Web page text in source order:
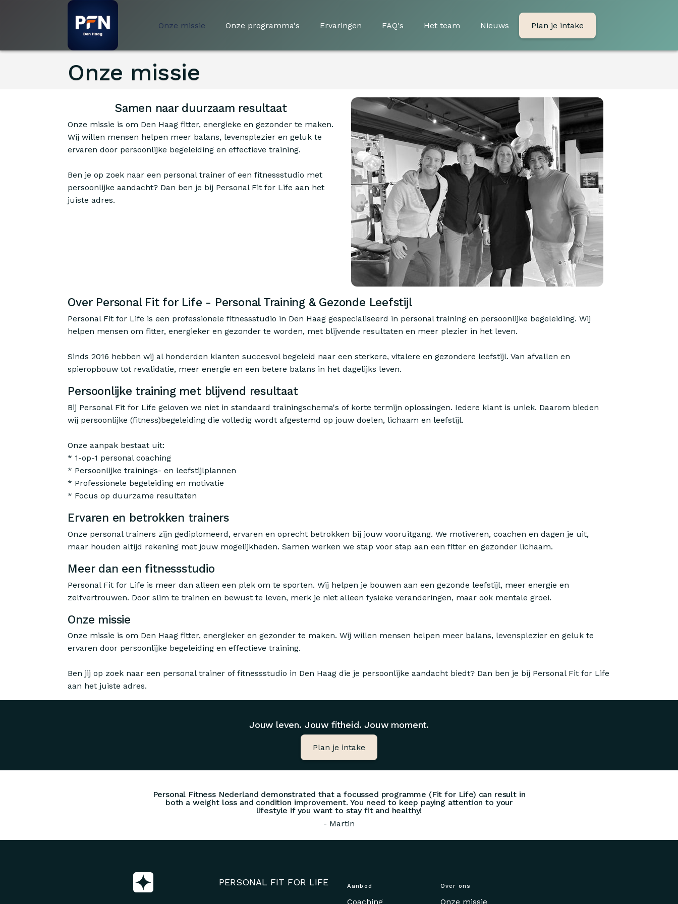
Onze missie Onze programma's Ervaringen FAQ's Het team Nieuws Plan je intake
Onze missie
Samen naar duurzaam resultaat
Onze missie is om Den Haag fitter, energieke en gezonder te maken.
Wij willen mensen helpen meer balans, levensplezier en geluk te
ervaren door persoonlijke begeleiding en effectieve training.
Ben je op zoek naar een personal trainer of een fitnessstudio met
persoonlijke aandacht? Dan ben je bij Personal Fit for Life aan het
juiste adres.
Over Personal Fit for Life - Personal Training & Gezonde Leefstijl
Personal Fit for Life is een professionele fitnessstudio in Den Haag gespecialiseerd in personal training en persoonlijke begeleiding. Wij
helpen mensen om fitter, energieker en gezonder te worden, met blijvende resultaten en meer plezier in het leven.
Sinds 2016 hebben wij al honderden klanten succesvol begeleid naar een sterkere, vitalere en gezondere leefstijl. Van afvallen en
spieropbouw tot revalidatie, meer energie en een betere balans in het dagelijks leven.
Persoonlijke training met blijvend resultaat
Bij Personal Fit for Life geloven we niet in standaard trainingschema's of korte termijn oplossingen. Iedere klant is uniek. Daarom bieden
wij persoonlijke (fitness)begeleiding die volledig wordt afgestemd op jouw doelen, lichaam en leefstijl.
Onze aanpak bestaat uit:
* 1-op-1 personal coaching
* Persoonlijke trainings- en leefstijlplannen
* Professionele begeleiding en motivatie
* Focus op duurzame resultaten
Ervaren en betrokken trainers
Onze personal trainers zijn gediplomeerd, ervaren en oprecht betrokken bij jouw vooruitgang. We motiveren, coachen en dagen je uit,
maar houden altijd rekening met jouw mogelijkheden. Samen werken we stap voor stap aan een fitter en gezonder lichaam.
Meer dan een fitnessstudio
Personal Fit for Life is meer dan alleen een plek om te sporten. Wij helpen je bouwen aan een gezonde leefstijl, meer energie en
zelfvertrouwen. Door slim te trainen en bewust te leven, merk je niet alleen fysieke veranderingen, maar ook mentale groei.
Onze missie
Onze missie is om Den Haag fitter, energieker en gezonder te maken. Wij willen mensen helpen meer balans, levensplezier en geluk te
ervaren door persoonlijke begeleiding en effectieve training.
Ben jij op zoek naar een personal trainer of fitnessstudio in Den Haag die je persoonlijke aandacht biedt? Dan ben je bij Personal Fit for Life
aan het juiste adres.
Jouw leven. Jouw fitheid. Jouw moment.
Plan je intake
Personal Fitness Nederland demonstrated that a focussed programme (Fit for Life) can result in
both a weight loss and condition improvement. You need to keep paying attention to your
lifestyle if you want to stay fit and healthy!
- Martin
PERSONAL FIT FOR LIFE Aanbod
Coaching
Over ons
Onze missie